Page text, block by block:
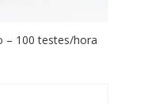
– 100 testes/hora